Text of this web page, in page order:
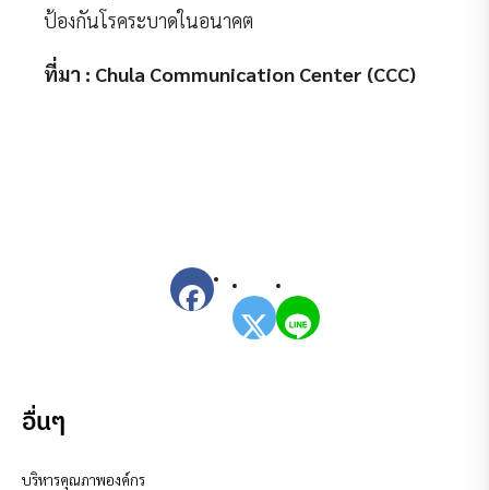
ป้องกันโรคระบาดในอนาคต
ที่มา : Chula Communication Center (CCC)
อื่นๆ
บริหารคุณภาพองค์กร